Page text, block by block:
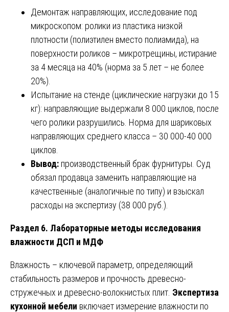
Демонтаж направляющих, исследование под
микроскопом: ролики из пластика низкой
плотности (полиэтилен вместо полиамида), на
поверхности роликов – микротрещины, истирание
за 4 месяца на 40% (норма за 5 лет – не более
20%).
Испытание на стенде (циклические нагрузки до 15
кг): направляющие выдержали 8 000 циклов, после
чего ролики разрушились. Норма для шариковых
направляющих среднего класса – 30 000-40 000
циклов.
Вывод: производственный брак фурнитуры. Суд
обязал продавца заменить направляющие на
качественные (аналогичные по типу) и взыскал
расходы на экспертизу (38 000 руб.).
Раздел 6. Лабораторные методы исследования
влажности ДСП и МДФ
Влажность – ключевой параметр, определяющий
стабильность размеров и прочность древесно-
стружечных и древесно-волокнистых плит. Экспертиза
кухонной мебели включает измерение влажности по